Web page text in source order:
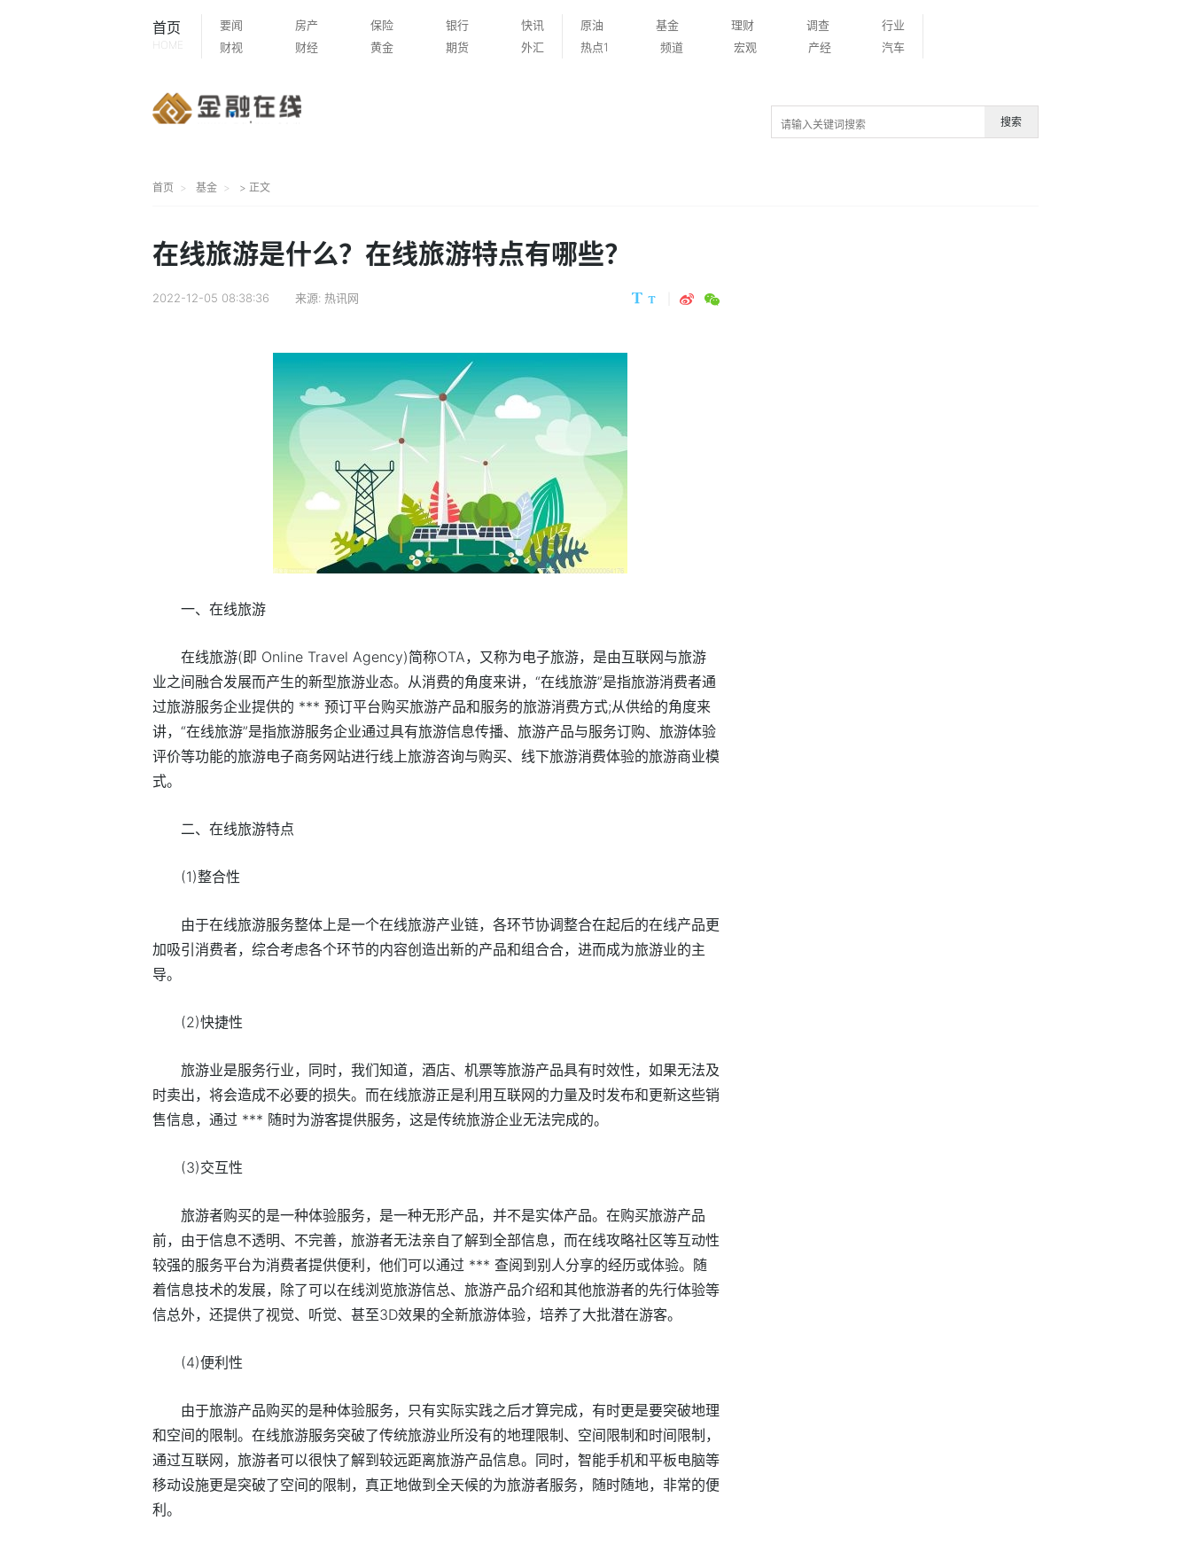
首页
HOME
要闻 房产 保险 银行
快讯
财视
财经 黄金 期货 外汇
原油 基金 理财 调查
行业
热点1
频道 宏观 产经 汽车
搜索
首页 基金 > 正文
在线旅游是什么？在线旅游特点有哪些？
2022-12-05 08:38:36 来源: 热讯网
一、在线旅游
在线旅游(即 Online Travel Agency)简称OTA，又称为电子旅游，是由互联网与旅游
业之间融合发展而产生的新型旅游业态。从消费的角度来讲，“在线旅游”是指旅游消费者通
过旅游服务企业提供的 *** 预订平台购买旅游产品和服务的旅游消费方式;从供给的角度来
讲，“在线旅游”是指旅游服务企业通过具有旅游信息传播、旅游产品与服务订购、旅游体验
评价等功能的旅游电子商务网站进行线上旅游咨询与购买、线下旅游消费体验的旅游商业模
式。
二、在线旅游特点
(1)整合性
由于在线旅游服务整体上是一个在线旅游产业链，各环节协调整合在起后的在线产品更
加吸引消费者，综合考虑各个环节的内容创造出新的产品和组合合，进而成为旅游业的主
导。
(2)快捷性
旅游业是服务行业，同时，我们知道，酒店、机票等旅游产品具有时效性，如果无法及
时卖出，将会造成不必要的损失。而在线旅游正是利用互联网的力量及时发布和更新这些销
售信息，通过 *** 随时为游客提供服务，这是传统旅游企业无法完成的。
(3)交互性
旅游者购买的是一种体验服务，是一种无形产品，并不是实体产品。在购买旅游产品
前，由于信息不透明、不完善，旅游者无法亲自了解到全部信息，而在线攻略社区等互动性
较强的服务平台为消费者提供便利，他们可以通过 *** 查阅到别人分享的经历或体验。随
着信息技术的发展，除了可以在线浏览旅游信总、旅游产品介绍和其他旅游者的先行体验等
信总外，还提供了视觉、听觉、甚至3D效果的全新旅游体验，培养了大批潜在游客。
(4)便利性
由于旅游产品购买的是种体验服务，只有实际实践之后才算完成，有时更是要突破地理
和空间的限制。在线旅游服务突破了传统旅游业所没有的地理限制、空间限制和时间限制，
通过互联网，旅游者可以很快了解到较远距离旅游产品信息。同时，智能手机和平板电脑等
移动设施更是突破了空间的限制，真正地做到全天候的为旅游者服务，随时随地，非常的便
利。